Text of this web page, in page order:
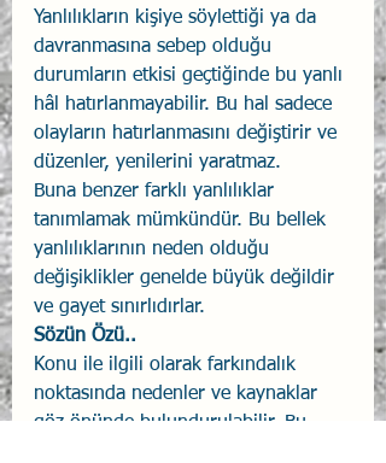
Yanlılıkların kişiye söylettiği ya da
davranmasına sebep olduğu
durumların etkisi geçtiğinde bu yanlı
hâl hatırlanmayabilir. Bu hal sadece
olayların hatırlanmasını değiştirir ve
düzenler, yenilerini yaratmaz.
Buna benzer farklı yanlılıklar
tanımlamak mümkündür. Bu bellek
yanlılıklarının neden olduğu
değişiklikler genelde büyük değildir
ve gayet sınırlıdırlar.
Sözün Özü..
Konu ile ilgili olarak farkındalık
noktasında nedenler ve kaynaklar
göz önünde bulundurulabilir. Bu